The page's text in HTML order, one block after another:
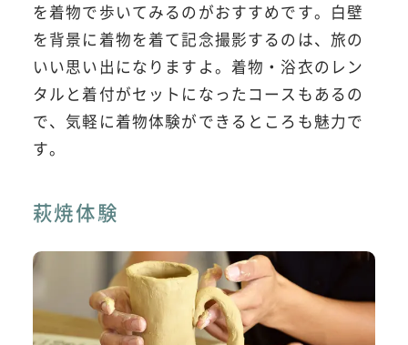
を着物で歩いてみるのがおすすめです。白壁
を背景に着物を着て記念撮影するのは、旅の
いい思い出になりますよ。着物・浴衣のレン
タルと着付がセットになったコースもあるの
で、気軽に着物体験ができるところも魅力で
す。
萩焼体験